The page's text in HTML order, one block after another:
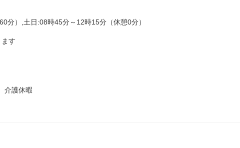
分）,土日:08時45分～12時15分（休憩0分）
す
介護休暇